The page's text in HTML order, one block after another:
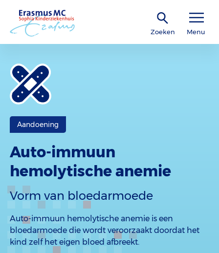
Zoeken Menu
Aandoening
Auto-immuun
hemolytische anemie
Vorm van bloedarmoede
Auto-immuun hemolytische anemie is een
bloedarmoede die wordt veroorzaakt doordat het
kind zelf het eigen bloed afbreekt.